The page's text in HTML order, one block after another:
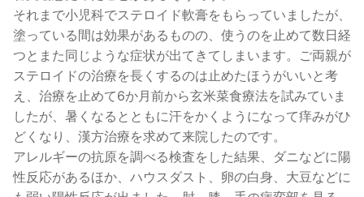
それまで小児科でステロイド軟膏をもらっていましたが、
塗っている間は効果があるものの、使うのを止めて数日経
つとまた同じような症状が出てきてしまいます。ご両親が
ステロイドの治療を長くするのは止めたほうがいいと考
え、治療を止めて6か月前から玄米菜食療法を試みていま
したが、暑くなるとともに汗をかくようになって痒みがひ
どくなり、漢方治療を求めて来院したのです。
アレルギーの抗原を調べる検査をした結果、ダニなどに陽
性反応があるほか、ハウスダスト、卵の白身、大豆などに